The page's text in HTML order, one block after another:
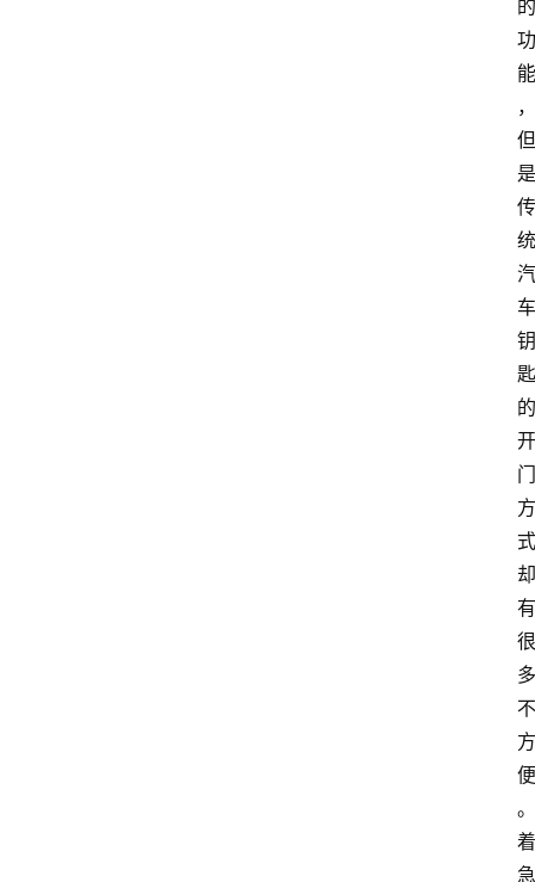
的
功
能
，
但
是
传
统
汽
车
钥
匙
的
开
门
方
式
却
有
很
多
不
方
便
。
着
急